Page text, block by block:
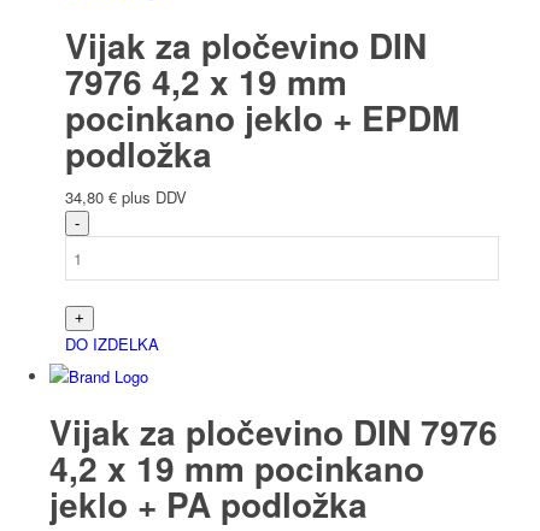
Vijak za pločevino DIN
7976 4,2 x 19 mm
pocinkano jeklo + EPDM
podložka
34,80 € plus DDV
DO IZDELKA
Vijak za pločevino DIN 7976
4,2 x 19 mm pocinkano
jeklo + PA podložka